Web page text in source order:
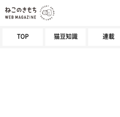
TOP 猫豆知識 連載